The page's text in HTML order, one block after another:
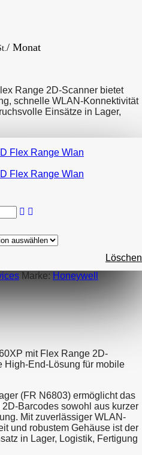
/ Monat
Range 2D-Scanner bietet
schnelle WLAN-Konnektivität
Einsätze in Lager,
Löschen
Marke: Honeywell
mit Flex Range 2D-
High-End-Lösung für mobile
(FR N6803) ermöglicht das
Barcodes sowohl aus kurzer
Mit zuverlässiger WLAN-
und robustem Gehäuse ist der
in Lager, Logistik, Fertigung